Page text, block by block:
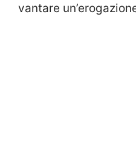
vantare